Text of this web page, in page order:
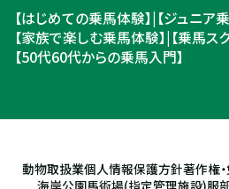
【はじめての乗馬体験】| 【ジュニア
【家族で楽しむ乗馬体験】| 【乗馬ス
【50代60代からの乗馬入門】
動物取扱業個人情報保護方針著作権
海岸公園馬術場(指定管理施設)服